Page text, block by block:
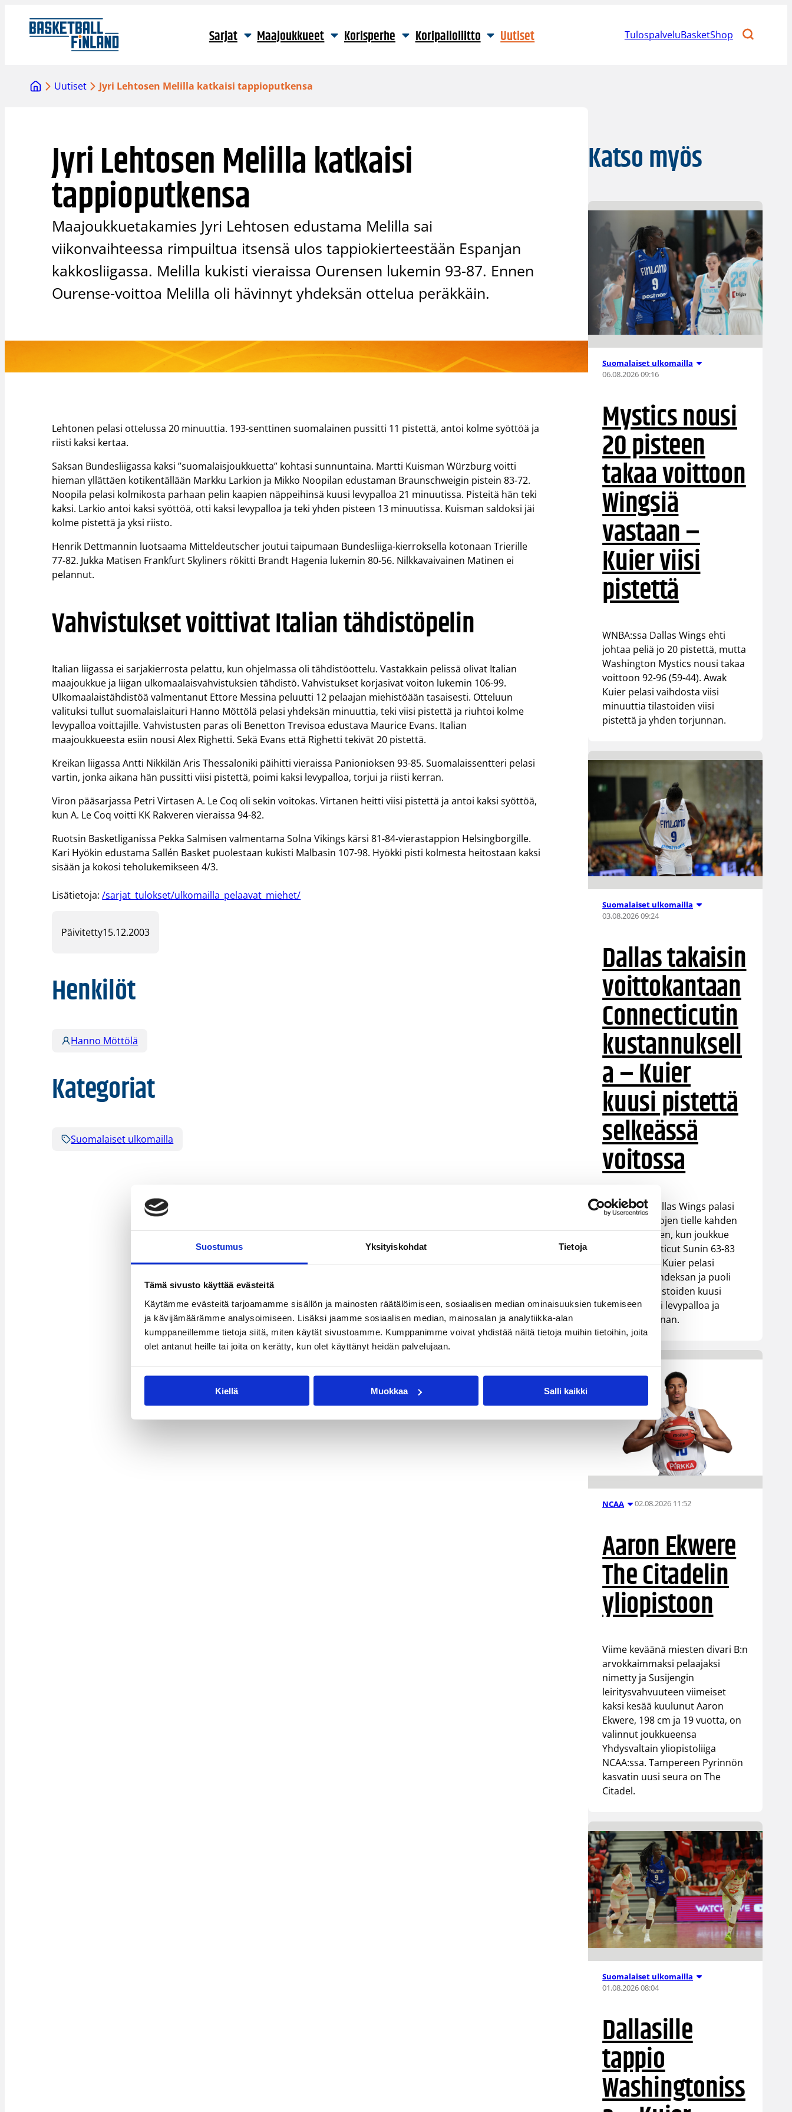
Suostumus Yksityiskohdat Tietoja
Tämä sivusto käyttää evästeitä
Käytämme evästeitä tarjoamamme sisällön ja mainosten räätälöimiseen, sosiaalisen median ominaisuuksien tukemiseen
ja kävijämäärämme analysoimiseen. Lisäksi jaamme sosiaalisen median, mainosalan ja analytiikka-alan
kumppaneillemme tietoja siitä, miten käytät sivustoamme. Kumppanimme voivat yhdistää näitä tietoja muihin tietoihin, joita
olet antanut heille tai joita on kerätty, kun olet käyttänyt heidän palvelujaan.
Kiellä Muokkaa Salli kaikki
sisältöön
Sarjat Maajoukkueet Korisperhe Koripalloliitto Uutiset TulospalveluBasketShop
Uutiset Jyri Lehtosen Melilla katkaisi tappioputkensa
Jyri Lehtosen Melilla katkaisi
tappioputkensa
Maajoukkuetakamies Jyri Lehtosen edustama Melilla sai
viikonvaihteessa rimpuiltua itsensä ulos tappiokierteestään Espanjan
kakkosliigassa. Melilla kukisti vieraissa Ourensen lukemin 93-87. Ennen
Ourense-voittoa Melilla oli hävinnyt yhdeksän ottelua peräkkäin.
Lehtonen pelasi ottelussa 20 minuuttia. 193-senttinen suomalainen pussitti 11 pistettä, antoi kolme syöttöä ja
riisti kaksi kertaa.
Saksan Bundesliigassa kaksi ”suomalaisjoukkuetta” kohtasi sunnuntaina. Martti Kuisman Würzburg voitti
hieman yllättäen kotikentällään Markku Larkion ja Mikko Noopilan edustaman Braunschweigin pistein 83-72.
Noopila pelasi kolmikosta parhaan pelin kaapien näppeihinsä kuusi levypalloa 21 minuutissa. Pisteitä hän teki
kaksi. Larkio antoi kaksi syöttöä, otti kaksi levypalloa ja teki yhden pisteen 13 minuutissa. Kuisman saldoksi jäi
kolme pistettä ja yksi riisto.
Henrik Dettmannin luotsaama Mitteldeutscher joutui taipumaan Bundesliiga-kierroksella kotonaan Trierille
77-82. Jukka Matisen Frankfurt Skyliners rökitti Brandt Hagenia lukemin 80-56. Nilkkavaivainen Matinen ei
pelannut.
Vahvistukset voittivat Italian tähdistöpelin
Italian liigassa ei sarjakierrosta pelattu, kun ohjelmassa oli tähdistöottelu. Vastakkain pelissä olivat Italian
maajoukkue ja liigan ulkomaalaisvahvistuksien tähdistö. Vahvistukset korjasivat voiton lukemin 106-99.
Ulkomaalaistähdistöä valmentanut Ettore Messina peluutti 12 pelaajan miehistöään tasaisesti. Otteluun
valituksi tullut suomalaislaituri Hanno Möttölä pelasi yhdeksän minuuttia, teki viisi pistettä ja riuhtoi kolme
levypalloa voittajille. Vahvistusten paras oli Benetton Trevisoa edustava Maurice Evans. Italian
maajoukkueesta esiin nousi Alex Righetti. Sekä Evans että Righetti tekivät 20 pistettä.
Kreikan liigassa Antti Nikkilän Aris Thessaloniki päihitti vieraissa Panionioksen 93-85. Suomalaissentteri pelasi
vartin, jonka aikana hän pussitti viisi pistettä, poimi kaksi levypalloa, torjui ja riisti kerran.
Viron pääsarjassa Petri Virtasen A. Le Coq oli sekin voitokas. Virtanen heitti viisi pistettä ja antoi kaksi syöttöä,
kun A. Le Coq voitti KK Rakveren vieraissa 94-82.
Ruotsin Basketliganissa Pekka Salmisen valmentama Solna Vikings kärsi 81-84-vierastappion Helsingborgille.
Kari Hyökin edustama Sallén Basket puolestaan kukisti Malbasin 107-98. Hyökki pisti kolmesta heitostaan kaksi
sisään ja kokosi teholukemikseen 4/3.
Lisätietoja:/sarjat_tulokset/ulkomailla_pelaavat_miehet/
Päivitetty15.12.2003
Henkilöt
Hanno Möttölä
Kategoriat
Suomalaiset ulkomailla
Katso myös
Suomalaiset ulkomailla
06.08.2026 09:16
Mystics nousi
20 pisteen
takaa voittoon
Wingsiä
vastaan –
Kuier viisi
pistettä
WNBA:ssa Dallas Wings ehti
johtaa peliä jo 20 pistettä, mutta
Washington Mystics nousi takaa
voittoon 92-96 (59-44). Awak
Kuier pelasi vaihdosta viisi
minuuttia tilastoiden viisi
pistettä ja yhden torjunnan.
Suomalaiset ulkomailla
03.08.2026 09:24
Dallas takaisin
voittokantaan
Connecticutin
kustannuksell
a – Kuier
kuusi pistettä
selkeässä
voitossa
WNBA:ssa Dallas Wings palasi
takaisin voittojen tielle kahden
tappion jälkeen, kun joukkue
voitti Connecticut Sunin 63-83
(37-48). Awak Kuier pelasi
vaihdosta kahdeksan ja puoli
minuuttia tilastoiden kuusi
pistettä, kaksi levypalloa ja
yhden torjunnan.
NCAA 02.08.2026 11:52
Aaron Ekwere
The Citadelin
yliopistoon
Viime keväänä miesten divari B:n
arvokkaimmaksi pelaajaksi
nimetty ja Susijengin
leiritysvahvuuteen viimeiset
kaksi kesää kuulunut Aaron
Ekwere, 198 cm ja 19 vuotta, on
valinnut joukkueensa
Yhdysvaltain yliopistoliiga
NCAA:ssa. Tampereen Pyrinnön
kasvatin uusi seura on The
Citadel.
Suomalaiset ulkomailla
01.08.2026 08:04
Dallasille
tappio
Washingtoniss